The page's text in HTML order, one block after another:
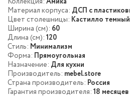
Материал корпуса: ДСП с
Цвет столешницы: Кастилло темный
Ширина (см): 60
Длина (см): 120
Стиль: Минимализм
Форма: Прямоугольная
Назначение: Для кухни
Производитель: mebel.store
Страна производитель: Россия
Гарантия производителя: 18 месяцев